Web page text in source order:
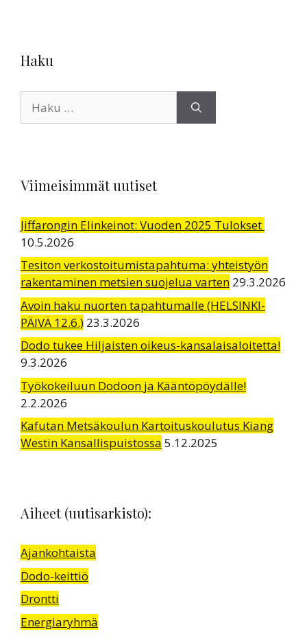
Haku
Viimeisimmät uutiset
Jiffarongin Elinkeinot: Vuoden 2025 Tulokset
10.5.2026
Tesiton verkostoitumistapahtuma: yhteistyön
rakentaminen metsien suojelua varten 29.3.2026
Avoin haku nuorten tapahtumalle (HELSINKI-
PÄIVÄ 12.6.) 23.3.2026
Dodo tukee Hiljaisten oikeus-kansalaisaloitetta!
9.3.2026
Työkokeiluun Dodoon ja Kääntöpöydälle!
2.2.2026
Kafutan Metsäkoulun Kartoituskoulutus Kiang
Westin Kansallispuistossa 5.12.2025
Aiheet (uutisarkisto):
Ajankohtaista
Dodo-keittiö
Drontti
Energiaryhmä